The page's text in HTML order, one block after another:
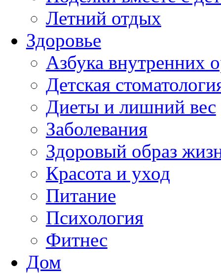
Летний отдых
Здоровье
Азбука внутренних
Детская
Диеты и лишний вес
Заболевания
Здоровый образ
Красота и уход
Питание
Психология
Фитнес
Дом